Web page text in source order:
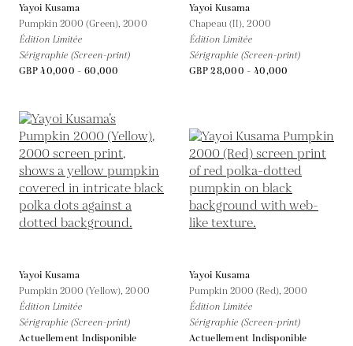
Yayoi Kusama
Pumpkin 2000 (Green),2000
Édition Limitée
Sérigraphie (Screen-print)
GBP 40,000 - 60,000
Yayoi Kusama
Chapeau (II),2000
Édition Limitée
Sérigraphie (Screen-print)
GBP 28,000 - 40,000
Yayoi Kusama
Pumpkin 2000 (Yellow),2000
Édition Limitée
Sérigraphie (Screen-print)
Actuellement Indisponible
Yayoi Kusama
Pumpkin 2000 (Red), 2000
Édition Limitée
Sérigraphie (Screen-print)
Actuellement Indisponible